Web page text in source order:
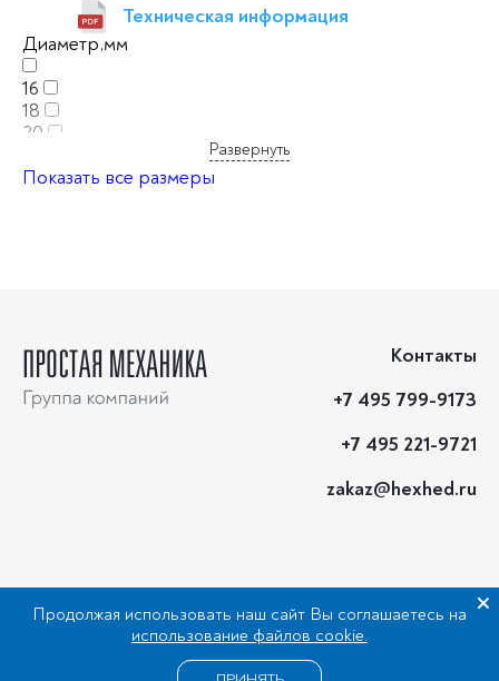
Техническая информация
Диаметр,мм
16
18
20
25
Развернуть
Показать все размеры
Контакты
+7 495 799-9173
+7 495 221-9721
zakaz@hexhed.ru
Создание сайта —
Продолжая использовать наш сайт Вы соглашаетесь на
использование файлов cookie.